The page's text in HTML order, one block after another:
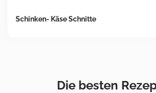
Schinken- Käse Schnitte
Die besten